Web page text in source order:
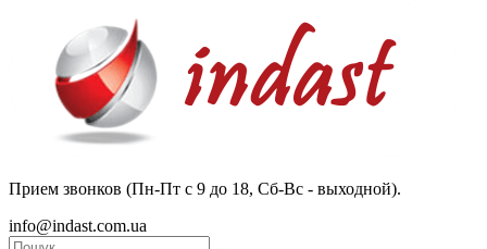
Прием звонков (Пн-Пт с 9 до 18, Сб-Вс - выходной).
info@indast.com.ua